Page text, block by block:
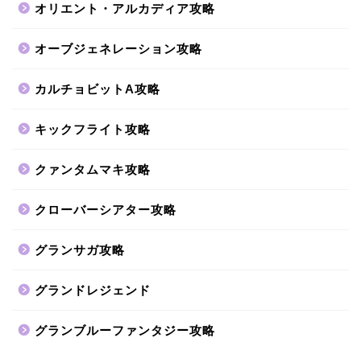
オリエント・アルカディア攻略
オーブジェネレーション攻略
カルチョビットA攻略
キックフライト攻略
クァンタムマキ攻略
クローバーシアター攻略
グランサガ攻略
グランドレジェンド
グランブルーファンタジー攻略